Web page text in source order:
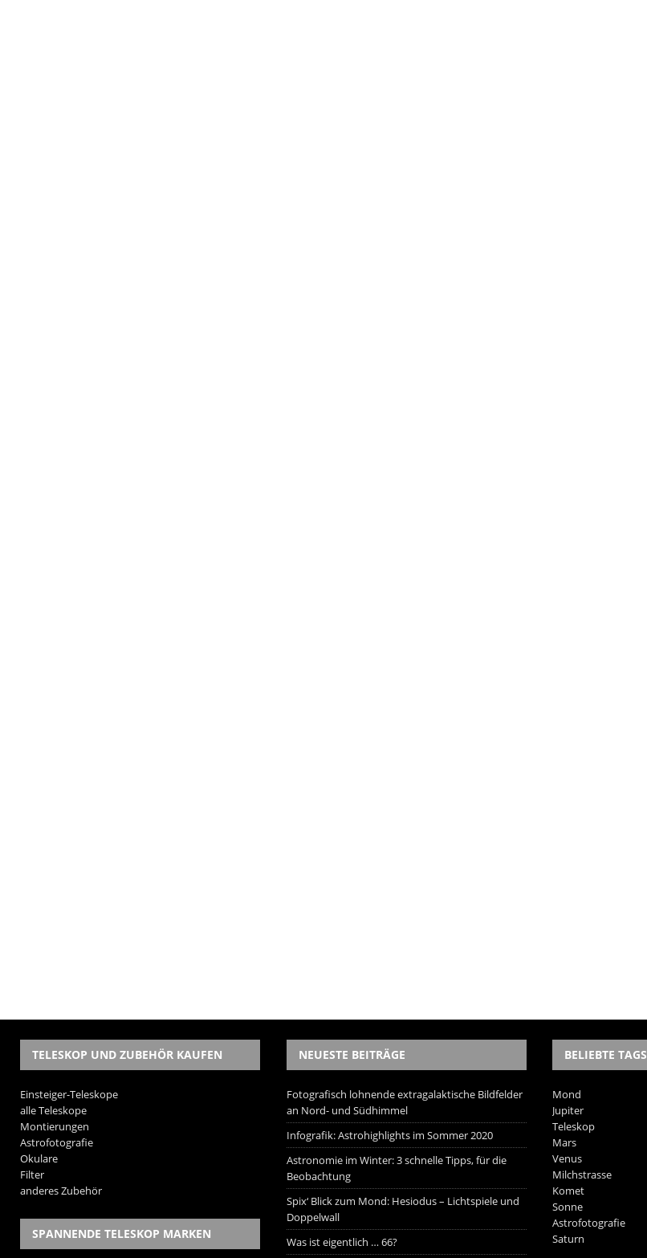
TELESKOP UND ZUBEHÖR KAUFEN
Einsteiger-Teleskope
alle Teleskope
Montierungen
Astrofotografie
Okulare
Filter
anderes Zubehör
SPANNENDE TELESKOP MARKEN
NEUESTE BEITRÄGE
Fotografisch lohnende extragalaktische Bildfelder
an Nord- und Südhimmel
Infografik: Astrohighlights im Sommer 2020
Astronomie im Winter: 3 schnelle Tipps, für die
Beobachtung
Spix‘ Blick zum Mond: Hesiodus – Lichtspiele und
Doppelwall
Was ist eigentlich … 66?
BELIEBTE TAGS
Mond
Jupiter
Teleskop
Mars
Venus
Milchstrasse
Komet
Sonne
Astrofotografie
Saturn